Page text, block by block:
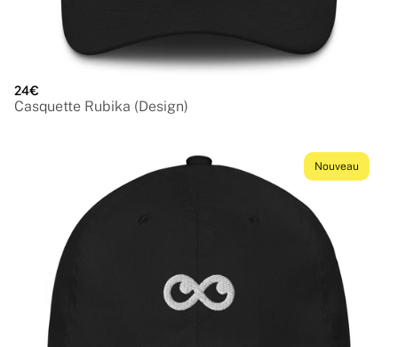
24€
Casquette Rubika (Design)
Nouveau